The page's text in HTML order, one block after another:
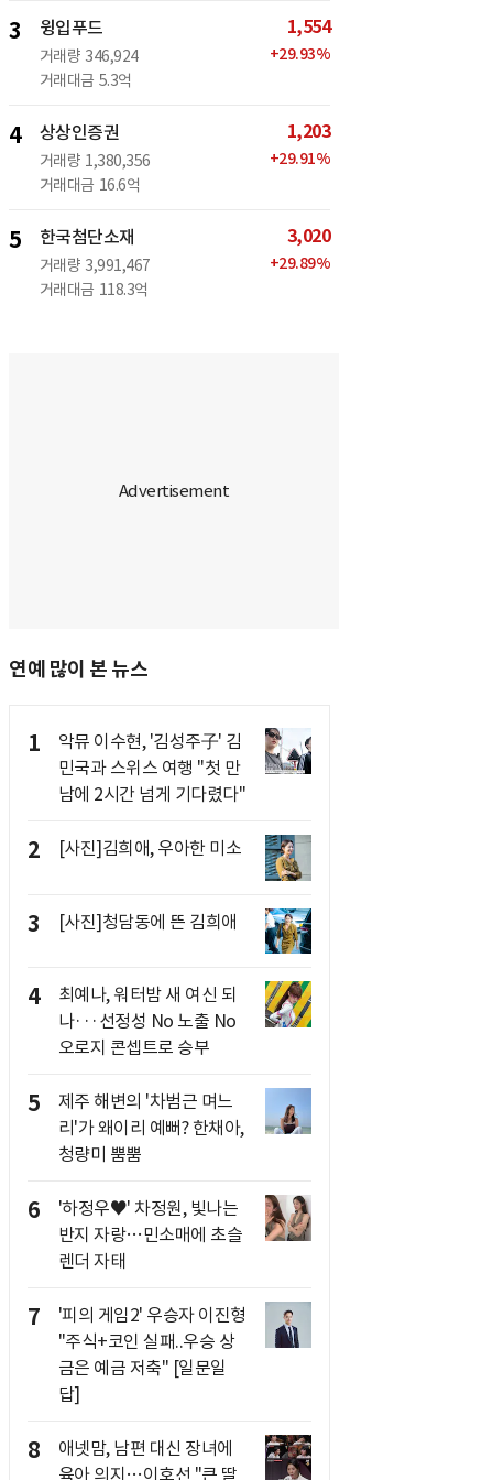
3 윙입푸드
거래량 346,924
거래대금 5.3억
1,554
+29.93%
4 상상인증권
거래량 1,380,356
거래대금 16.6억
1,203
+29.91%
5 한국첨단소재
거래량 3,991,467
거래대금 118.3억
3,020
+29.89%
연예 많이 본 뉴스
1
악뮤 이수현, '김성주子' 김
민국과 스위스 여행 "첫 만
남에 2시간 넘게 기다렸다"
2 [사진]김희애, 우아한 미소
3 [사진]청담동에 뜬 김희애
4
최예나, 워터밤 새 여신 되
나···선정성 No 노출 No
오로지 콘셉트로 승부
5
제주 해변의 '차범근 며느
리'가 왜이리 예뻐? 한채아,
청량미 뿜뿜
6
'하정우♥' 차정원, 빛나는
반지 자랑…민소매에 초슬
렌더 자태
7
'피의 게임2' 우승자 이진형
"주식+코인 실패..우승 상
금은 예금 저축" [일문일
답]
8
애넷맘, 남편 대신 장녀에
육아 의지…이호선 "큰 딸